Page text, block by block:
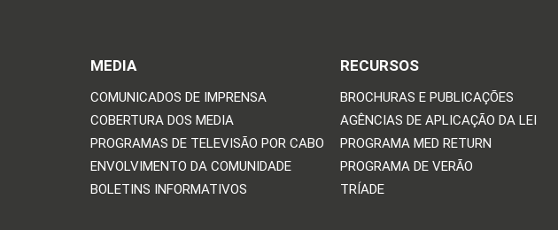
MEDIA
COMUNICADOS DE IMPRENSA
COBERTURA DOS MEDIA
PROGRAMAS DE TELEVISÃO POR CABO
ENVOLVIMENTO DA COMUNIDADE
BOLETINS INFORMATIVOS
RECURSOS
BROCHURAS E PUBLICAÇÕES
AGÊNCIAS DE APLICAÇÃO DA LEI
PROGRAMA MED RETURN
PROGRAMA DE VERÃO
TRÍADE